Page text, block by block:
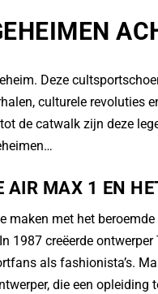
Deze
culturele revoluties
de catwalk zijn deze
MAX 1 EN
maken met het
1987 creëerde
als fashionista’s.
die een opleiding